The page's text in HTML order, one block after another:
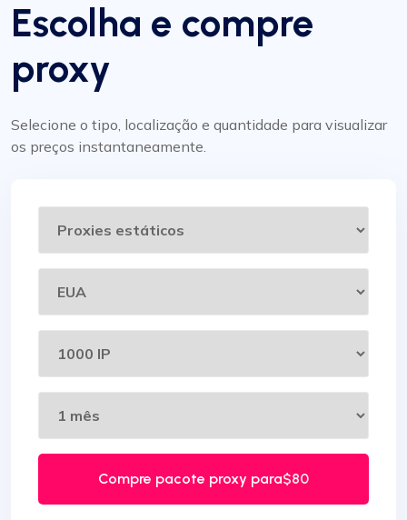
Escolha e compre
proxy
Selecione o tipo, localização e quantidade para visualizar
os preços instantaneamente.
Compre pacote proxy para$80